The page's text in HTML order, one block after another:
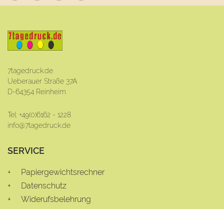
7tagedruck.de
Ueberauer Straße 37A
D-64354 Reinheim
Tel: +49(0)6162 - 1228
info@7tagedruck.de
SERVICE
Papiergewichtsrechner
Datenschutz
Widerufsbelehrung